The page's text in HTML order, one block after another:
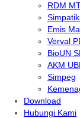
RDM
Emis
Verval
BioUN
AKM
Simpeg
Download
Hubungi Kami